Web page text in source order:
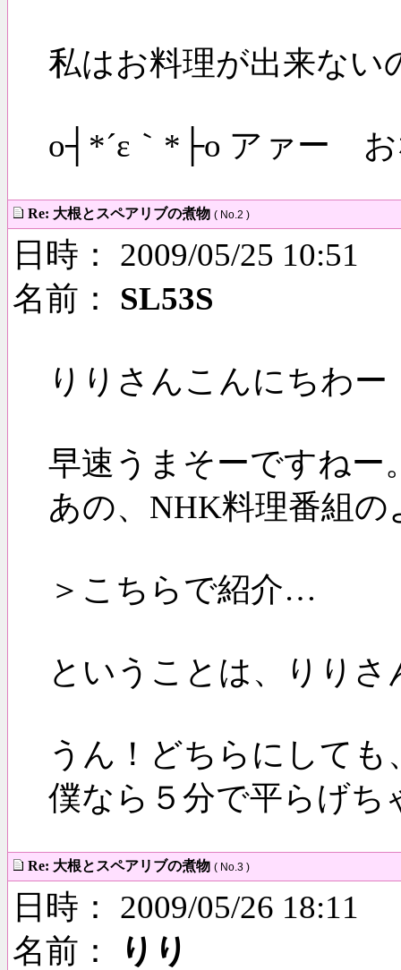
私はお料理が出来ない
o┤*´ε｀*├o アァー
Re: 大根とスペアリブの煮物 ( No.2 )
日時： 2009/05/25 10:51
名前： SL53S
りりさんこんにちわー
早速うまそーですね
あの、NHK料理番組
＞こちらで紹介…
ということは、りり
うん！どちらにして
僕なら５分で平ら
Re: 大根とスペアリブの煮物 ( No.3 )
日時： 2009/05/26 18:11
名前：
りり